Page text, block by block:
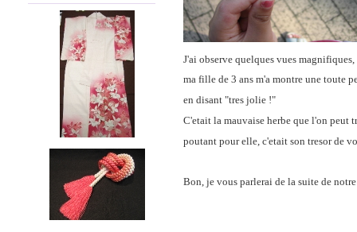
J'ai observe quelques vues magnifiques,
ma fille de 3 ans m'a montre une toute
en disant "tres jolie !"
C'etait la mauvaise herbe que l'on peut
poutant pour elle, c'etait son tresor de
Bon, je vous parlerai de la suite de